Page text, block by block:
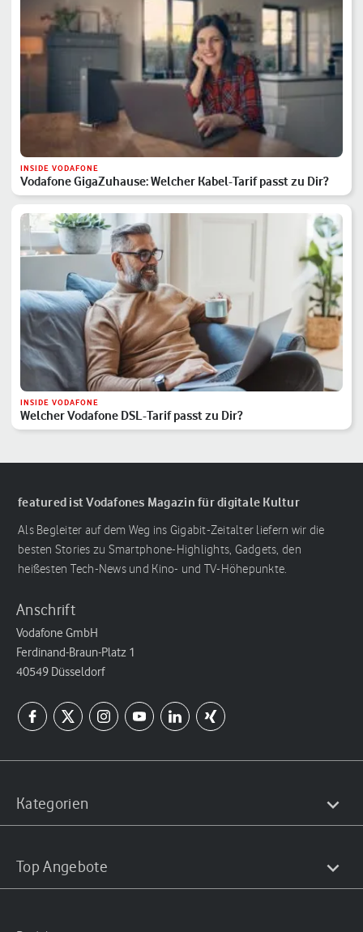
INSIDE VODAFONE
Vodafone GigaZuhause: Welcher Kabel-Tarif passt zu Dir?
INSIDE VODAFONE
Welcher Vodafone DSL-Tarif passt zu Dir?
featured ist Vodafones Magazin für digitale Kultur
Als Begleiter auf dem Weg ins Gigabit-Zeitalter liefern wir die
besten Stories zu Smartphone-Highlights, Gadgets, den
heißesten Tech-News und Kino- und TV-Höhepunkte.
Anschrift
Vodafone GmbH
Ferdinand-Braun-Platz 1
40549 Düsseldorf
Kategorien
Top Angebote